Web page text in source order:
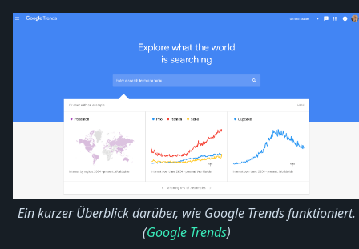
Ein kurzer Überblick darüber, wie Google Trends funktioniert.
(Google Trends)